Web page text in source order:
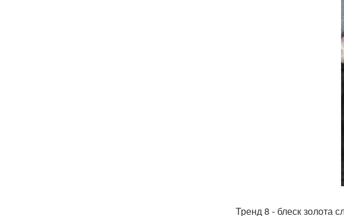
Тренд 8 - блеск золота